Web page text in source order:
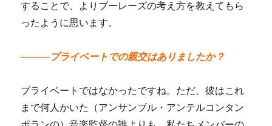
することで、よりブーレーズの考え方を教えてもら
ったように思います。
―――プライベートでの親交はありましたか？
プライベートではなかったですね。ただ、彼はこれ
まで何人かいた（アンサンブル・アンテルコンタン